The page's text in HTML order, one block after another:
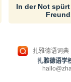
In der Not
扎雅德语词典
扎雅德语学